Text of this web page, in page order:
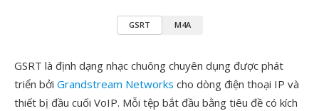
GSRT M4A
GSRT là định dạng nhạc chuông chuyên dụng được phát
triển bởi Grandstream Networks cho dòng điện thoại IP và
thiết bị đầu cuối VoIP. Mỗi tệp bắt đầu bằng tiêu đề có kích